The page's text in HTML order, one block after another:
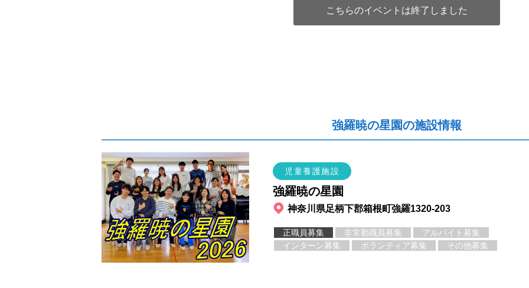
こちらのイベントは終了しました
強羅暁の星園の施設情報
児童養護施設
強羅暁の星園
神奈川県足柄下郡箱根町強羅1320-203
正職員募集 非常勤職員募集
アルバイト募集
インターン募集
ボランティア募集 その他募集